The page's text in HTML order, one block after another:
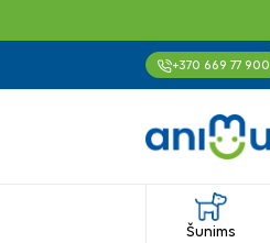
+370 669 77 900
Šunims